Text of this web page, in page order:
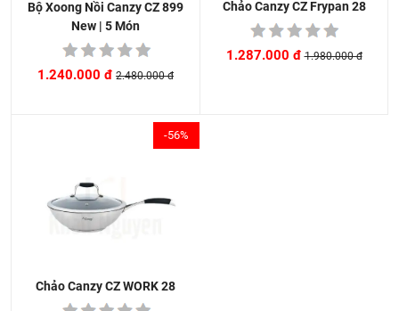
Bộ Xoong Nồi Canzy CZ 899
New | 5 Món
1.240.000 đ 2.480.000 đ
Chảo Canzy CZ Frypan 28
1.287.000 đ 1.980.000 đ
-56%
Chảo Canzy CZ WORK 28